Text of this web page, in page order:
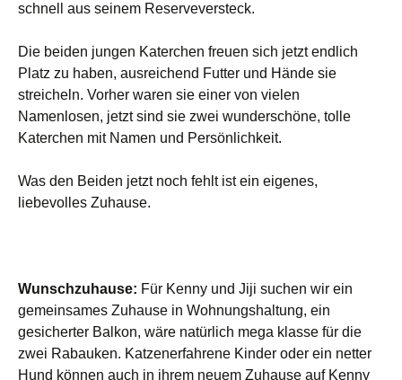
schnell aus seinem Reserveversteck.
Die beiden jungen Katerchen freuen sich jetzt endlich
Platz zu haben, ausreichend Futter und Hände sie
streicheln. Vorher waren sie einer von vielen
Namenlosen, jetzt sind sie zwei wunderschöne, tolle
Katerchen mit Namen und Persönlichkeit.
Was den Beiden jetzt noch fehlt ist ein eigenes,
liebevolles Zuhause.
Wunschzuhause: Für Kenny und Jiji suchen wir ein
gemeinsames Zuhause in Wohnungshaltung, ein
gesicherter Balkon, wäre natürlich mega klasse für die
zwei Rabauken. Katzenerfahrene Kinder oder ein netter
Hund können auch in ihrem neuem Zuhause auf Kenny